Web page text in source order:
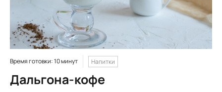
Время готовки: 10 минут Напитки
Дальгона-кофе